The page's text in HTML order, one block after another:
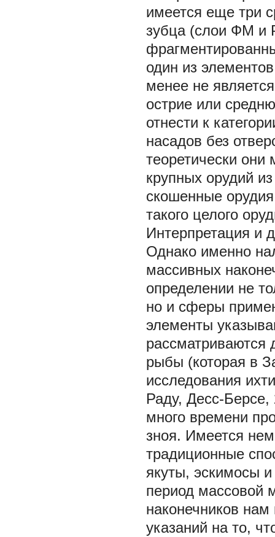
имеется еще три
зубца (слои ФМ и
один из
менее не
острие или
отнести к
насадов без
теоретически они
крупных орудий
скошенные
такого целого
Интерпретация и
Однако именно
массивных
определении не
но и сферы
элементы
рассматриваются
рыбы (которая в
исследования
Раду, Десс-Берсе,
много времени
зноя. Имеется
традиционные
якуты, эскимосы
период массовой
наконечников
указаний на то,